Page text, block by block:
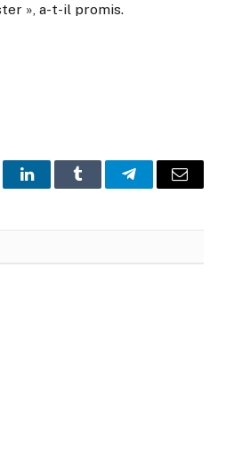
», a-t-il promis.
LinkedInTumblr TelegramEmail